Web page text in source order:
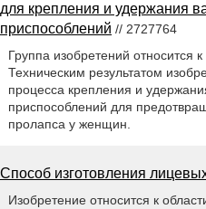
для крепления и удержания
приспособлений // 2727764
Группа изобретений относится
Техническим результатом
процесса крепления и
приспособлений для
пролапса у женщин.
Способ изготовления
Изобретение относится к